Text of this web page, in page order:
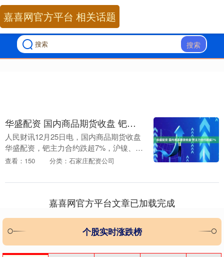
搜索
嘉喜网官方平台 相关话题
华盛配资 国内商品期货收盘 钯主力合约跌超7%
人民财讯12月25日电，国内商品期货收盘
华盛配资，钯主力合约跌超7%，沪镍、沪
锡跌超1%。多晶硅、铂涨超4%，沪银、
查看：150 分类：石家庄配资公司
嘉喜网官方平台文章已加载完成
个股实时涨跌榜